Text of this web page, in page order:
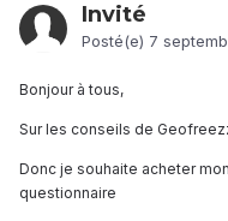
Invité
Posté(e) 7
Bonjour à tous,
Sur les conseils de
Donc je souhaite acheter
questionnaire